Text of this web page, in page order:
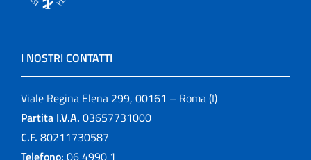
I NOSTRI CONTATTI
Viale Regina Elena 299, 00161 – Roma (I)
Partita I.V.A. 03657731000
C.F. 80211730587
Telefono: 06 4990 1